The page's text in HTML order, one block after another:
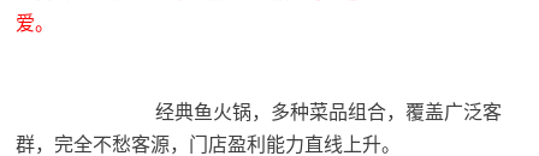
爱。
经典鱼火锅，多种菜品组合，覆盖广泛客
群，完全不愁客源，门店盈利能力直线上升。